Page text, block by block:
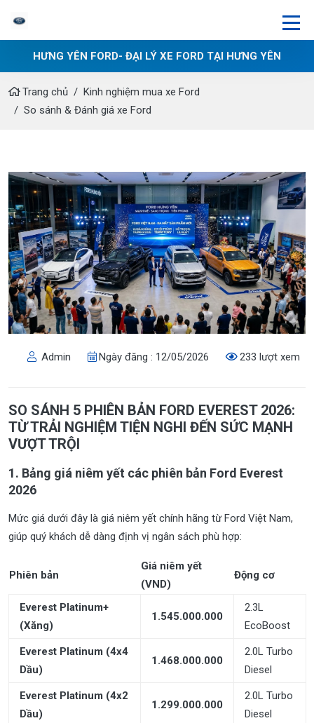
HƯNG YÊN FORD- ĐẠI LÝ XE FORD TẠI HƯNG YÊN
Trang chủ
Kinh nghiệm mua xe Ford
So sánh & Đánh giá xe Ford
Admin Ngày đăng : 12/05/2026 233 lượt xem
SO SÁNH 5 PHIÊN BẢN FORD EVEREST 2026:
TỪ TRẢI NGHIỆM TIỆN NGHI ĐẾN SỨC MẠNH
VƯỢT TRỘI
1. Bảng giá niêm yết các phiên bản Ford Everest
2026
Mức giá dưới đây là giá niêm yết chính hãng từ Ford Việt Nam,
giúp quý khách dễ dàng định vị ngân sách phù hợp:
Phiên bản
Giá niêm yết
(VND)
Động cơ
Everest Platinum+
(Xăng)
1.545.000.000
2.3L
EcoBoost
Everest Platinum (4x4
Dầu)
1.468.000.000
2.0L Turbo
Diesel
Everest Platinum (4x2
Dầu)
1.299.000.000
2.0L Turbo
Diesel